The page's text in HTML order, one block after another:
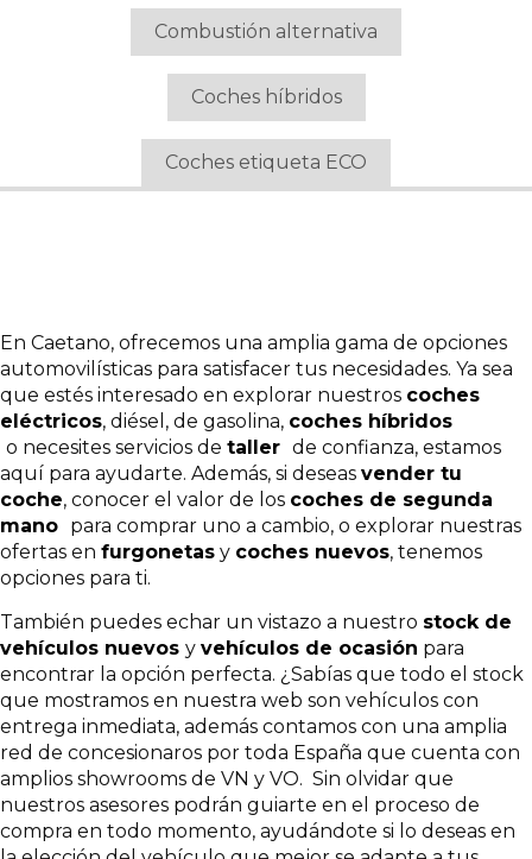
Combustión alternativa
Coches híbridos
Coches etiqueta ECO
En Caetano, ofrecemos una amplia gama de opciones
automovilísticas para satisfacer tus necesidades. Ya sea
que estés interesado en explorar nuestros coches
eléctricos, diésel, de gasolina, coches híbridos
o necesites servicios de taller de confianza, estamos
aquí para ayudarte. Además, si deseas vender tu
coche, conocer el valor de los coches de segunda
mano para comprar uno a cambio, o explorar nuestras
ofertas en furgonetas y coches nuevos, tenemos
opciones para ti.
También puedes echar un vistazo a nuestro stock de
vehículos nuevos y vehículos de ocasión para
encontrar la opción perfecta. ¿Sabías que todo el stock
que mostramos en nuestra web son vehículos con
entrega inmediata, además contamos con una amplia
red de concesionaros por toda España que cuenta con
amplios showrooms de VN y VO. Sin olvidar que
nuestros asesores podrán guiarte en el proceso de
compra en todo momento, ayudándote si lo deseas en